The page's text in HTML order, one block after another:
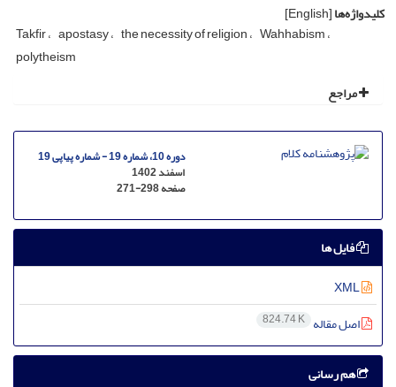
کلیدواژه‌ها[English]
Takfir apostasy the necessity of religion Wahhabism
polytheism
مراجع
دوره 10، شماره 19 - شماره پیاپی 19
اسفند 1402
صفحه271-298
فایل ها
اصل مقاله 824.74 K
هم رسانی